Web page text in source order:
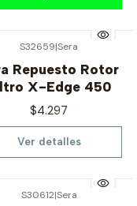
S32659|Sera
Repuesto Rotor
X-Edge 450
$4.297
Ver detalles
S30612|Sera